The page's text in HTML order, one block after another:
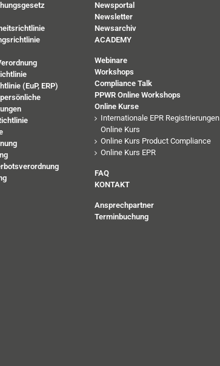
(EuP, ERP)
Newsportal
Newsletter
Newsarchiv
ACADEMY
Webinare
Workshops
Compliance Talk
PPWR Online Workshops
Online Kurse
Internationale EPR Registrierungen
Online Kurs
Online Kurs Product Compliance
Online Kurs EPR
FAQ
KONTAKT
Ansprechpartner
Terminbuchung